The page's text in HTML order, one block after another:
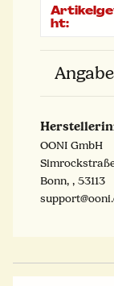
ht:
OONI GmbH
Simrockstraße
Bonn, , 53113